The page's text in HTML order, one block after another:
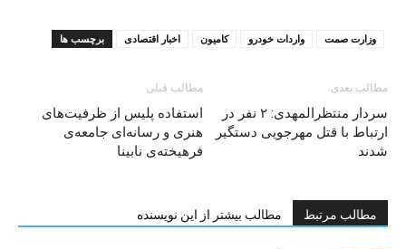
برچسب ها اخبار اقتصادی کامیون واردات خودرو وزارت صمت
مطالب قبلی
استفاده پلیس از ظرفیت‌های
هنری و رسانه‌ای جامعه‌ی
فرهیخته‌ی نابینا
مطالب بعدی
سردار منتظرالمهدی: ۲ نفر در
ارتباط با قتل مهرجویی دستگیر
شدند
مطالب مرتبط مطالب بیشتر از این نویسنده